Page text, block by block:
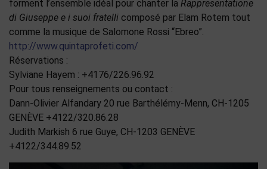
forment l’ensemble idéal pour chanter la Rappresentatione
di Giuseppe e i suoi fratelli composé par Elam Rotem tout
comme la musique de Salomone Rossi “Ebreo”.
http://www.quintaprofeti.com/
Réservations :
Sylviane Hayem : +4176/226.96.92
Pour tous renseignements ou contact :
Dann-Olivier Alfandary 20 rue Barthélémy-Menn, CH-1205
GENÈVE +4122/320.86.28
Judith Markish 6 rue Guye, CH-1203 GENÈVE
+4122/344.89.52